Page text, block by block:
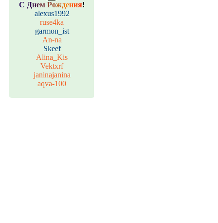
С Днем Рождения!
alexus1992
ruse4ka
garmon_ist
An-na
Skeef
Alina_Kis
Vektxrf
janinajanina
aqva-100